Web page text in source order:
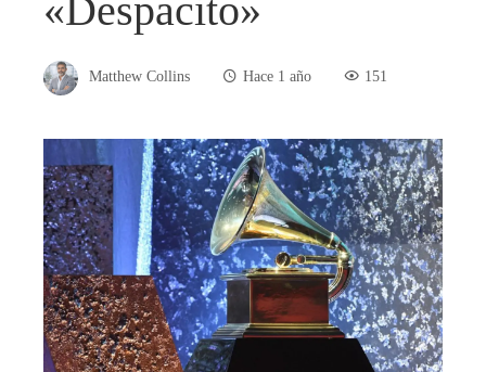
«Despacito»
Matthew Collins Hace 1 año 151